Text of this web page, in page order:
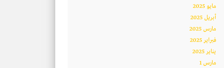
مايو 2025
أبريل 2025
مارس 2025
فبراير 2025
يناير 2025
مارس 1